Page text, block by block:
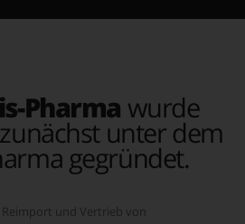
Pharma wurde
unter dem
gegründet.
Reimport und Vertrieb von